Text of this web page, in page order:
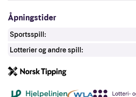
Åpningstider
Sportsspill:
Lotterier og andre spill:
Andre lenker